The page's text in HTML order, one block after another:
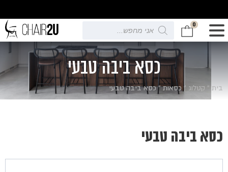
0
Products
search
כסא ביבה טבעי
בית » קטלוג » כסאות»כסא ביבה טבעי
כסא ביבה טבעי